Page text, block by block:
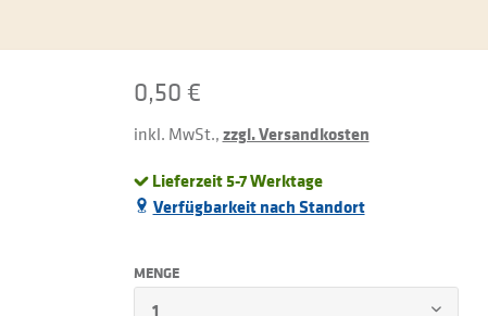
0,50 €
inkl. MwSt.,zzgl. Versandkosten
Lieferzeit 5-7 Werktage
Verfügbarkeit nach Standort
MENGE